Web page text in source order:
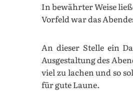
In bewährter Weise
Vorfeld war das
An dieser Stelle ein
Ausgestaltung des
viel zu lachen und so
für gute Laune.